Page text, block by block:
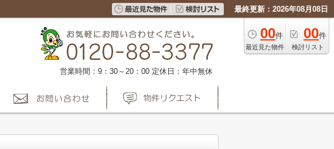
最終更新：2026年08月08日
00件
最近見た物件
00件
検討リスト
営業時間：9：30～20：00 定休日：年中無休